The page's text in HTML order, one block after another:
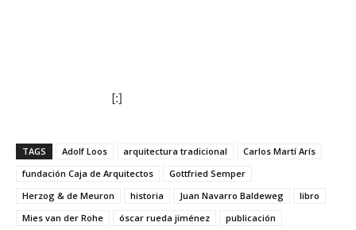
[:]
TAGS Adolf Loos arquitectura tradicional
Carlos Martí Arís
fundación Caja de Arquitectos
Gottfried Semper
Herzog & de Meuron
historia Juan Navarro Baldeweg
libro
Mies van der Rohe
óscar rueda jiménez
publicación